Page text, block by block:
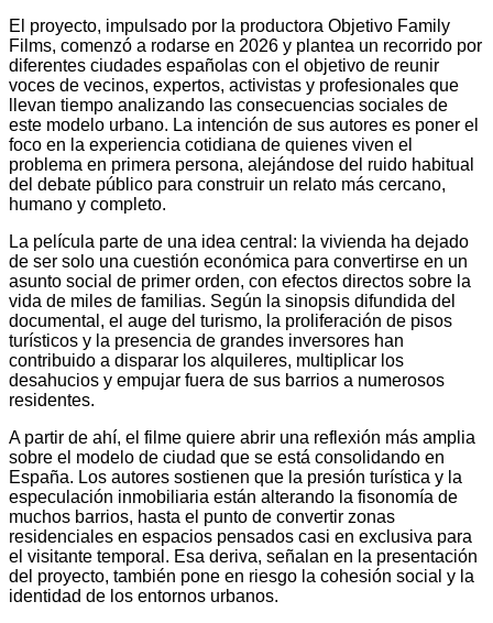
El proyecto, impulsado por la productora Objetivo Family
Films, comenzó a rodarse en 2026 y plantea un recorrido por
diferentes ciudades españolas con el objetivo de reunir
voces de vecinos, expertos, activistas y profesionales que
llevan tiempo analizando las consecuencias sociales de
este modelo urbano. La intención de sus autores es poner el
foco en la experiencia cotidiana de quienes viven el
problema en primera persona, alejándose del ruido habitual
del debate público para construir un relato más cercano,
humano y completo.
La película parte de una idea central: la vivienda ha dejado
de ser solo una cuestión económica para convertirse en un
asunto social de primer orden, con efectos directos sobre la
vida de miles de familias. Según la sinopsis difundida del
documental, el auge del turismo, la proliferación de pisos
turísticos y la presencia de grandes inversores han
contribuido a disparar los alquileres, multiplicar los
desahucios y empujar fuera de sus barrios a numerosos
residentes.
A partir de ahí, el filme quiere abrir una reflexión más amplia
sobre el modelo de ciudad que se está consolidando en
España. Los autores sostienen que la presión turística y la
especulación inmobiliaria están alterando la fisonomía de
muchos barrios, hasta el punto de convertir zonas
residenciales en espacios pensados casi en exclusiva para
el visitante temporal. Esa deriva, señalan en la presentación
del proyecto, también pone en riesgo la cohesión social y la
identidad de los entornos urbanos.